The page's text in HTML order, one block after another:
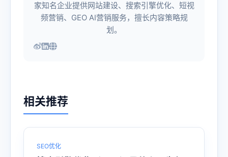
家知名企业提供网站建设、搜索引擎优化、短视
频营销、GEO AI营销服务，擅长内容策略规
划。
相关推荐
SEO优化